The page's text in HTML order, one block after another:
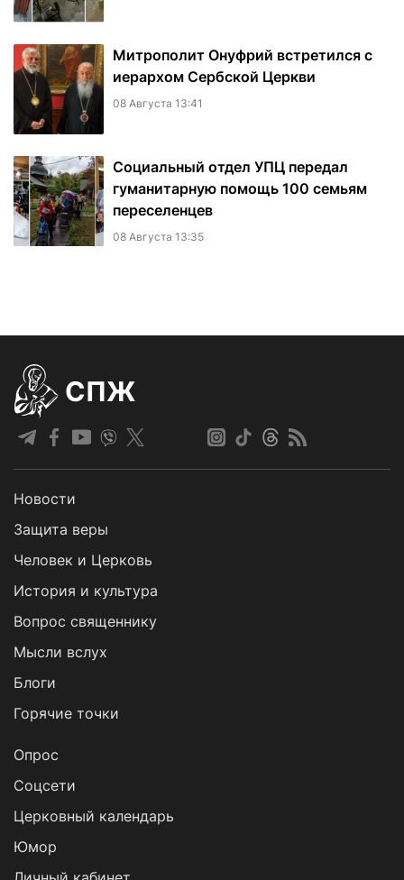
Митрополит Онуфрий встретился с
иерархом Сербской Церкви
08 Августа 13:41
Социальный отдел УПЦ передал
гуманитарную помощь 100 семьям
переселенцев
08 Августа 13:35
СПЖ
Новости
Защита веры
Человек и Церковь
История и культура
Вопрос священнику
Мысли вслух
Блоги
Горячие точки
Опрос
Cоцсети
Церковный календарь
Юмор